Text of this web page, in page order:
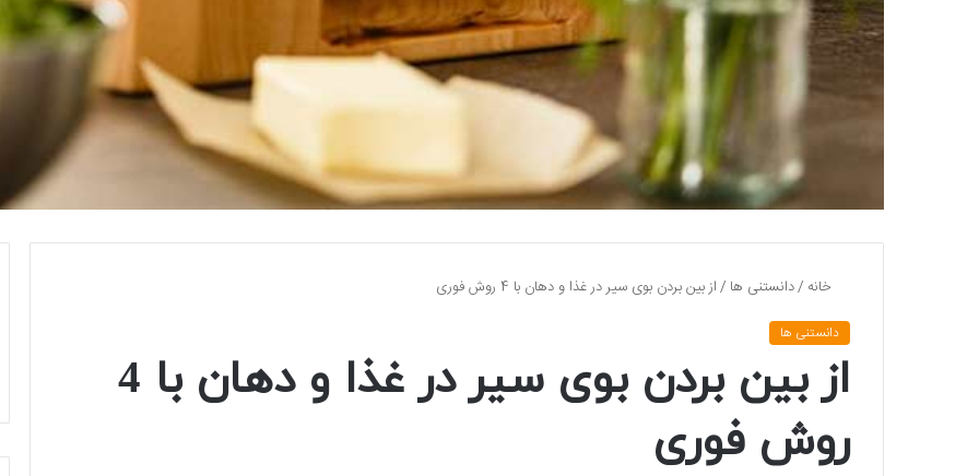
خانه /دانستنی ها /از بین بردن بوی سیر در غذا و دهان با 4 روش فوری
دانستنی ها
از بین بردن بوی سیر در غذا و دهان با 4
روش فوری